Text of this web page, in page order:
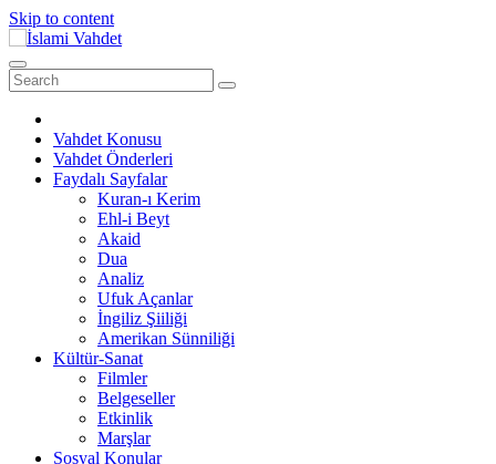
Skip to content
Vahdet Konusu
Vahdet Önderleri
Faydalı Sayfalar
Kuran-ı Kerim
Ehl-i Beyt
Akaid
Dua
Analiz
Ufuk Açanlar
İngiliz Şiiliği
Amerikan Sünniliği
Kültür-Sanat
Filmler
Belgeseller
Etkinlik
Marşlar
Sosyal Konular